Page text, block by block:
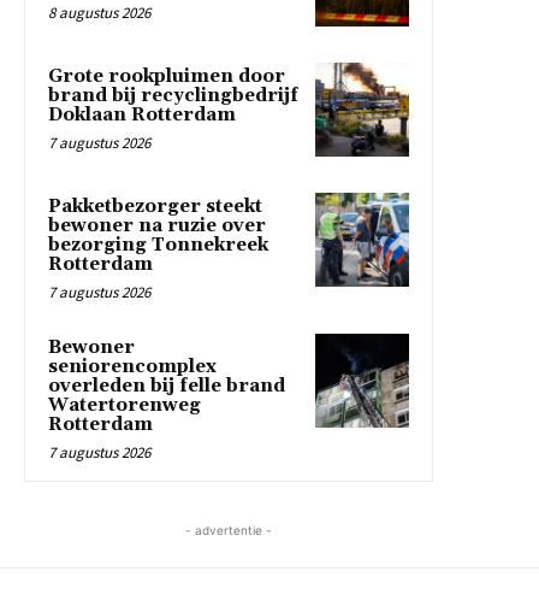
8 augustus 2026
Grote rookpluimen door
brand bij recyclingbedrijf
Doklaan Rotterdam
7 augustus 2026
Pakketbezorger steekt
bewoner na ruzie over
bezorging Tonnekreek
Rotterdam
7 augustus 2026
Bewoner
seniorencomplex
overleden bij felle brand
Watertorenweg
Rotterdam
7 augustus 2026
- advertentie -